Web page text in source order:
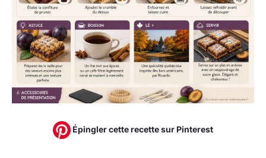
Épingler cette recette sur Pinterest